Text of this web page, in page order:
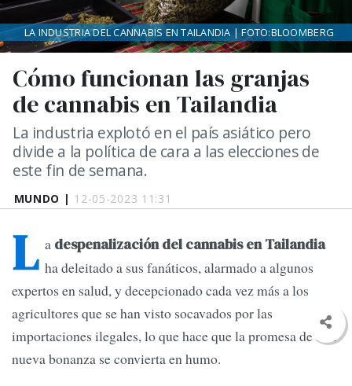
MUNDO | 12-05-2023 11:31
Cómo funcionan las granjas
de cannabis en Tailandia
La industria explotó en el país asiático pero
divide a la política de cara a las elecciones de
este fin de semana.
LA INDUSTRIA DEL CANNABIS EN TAILANDIA | FOTO:BLOOMBERG
L a despenalización del cannabis en Tailandia
ha deleitado a sus fanáticos, alarmado a algunos
expertos en salud, y decepcionado cada vez más a los
agricultores que se han visto socavados por las
importaciones ilegales, lo que hace que la promesa de una
nueva bonanza se convierta en humo.